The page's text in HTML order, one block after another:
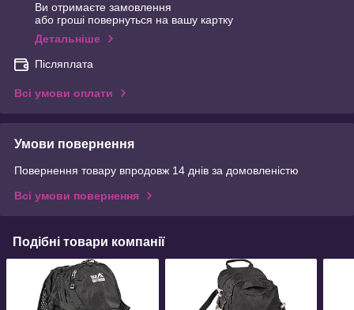
Ви отримаєте замовлення
або гроші повернуться на вашу картку
Детальніше
Післяплата
Всі умови оплати
Умови повернення
Повернення товару впродовж 14 днів за домовленістю
Всі умови повернення
Подібні товари компанії